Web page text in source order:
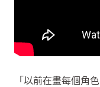
「以前在畫每個角